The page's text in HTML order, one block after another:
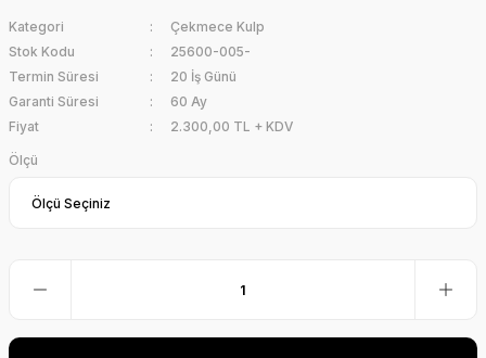
Kategori
Çekmece Kulp
Stok Kodu
25600-005-
Termin Süresi
20 İş Günü
Garanti Süresi
60 Ay
Fiyat
2.300,00 TL + KDV
Ölçü